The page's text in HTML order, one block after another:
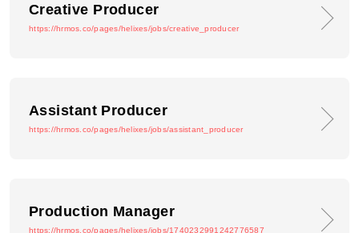
Creative Producer
https://hrmos.co/pages/helixes/jobs/creative_producer
Assistant Producer
https://hrmos.co/pages/helixes/jobs/assistant_producer
Production Manager
https://hrmos.co/pages/helixes/jobs/1740232991242776587